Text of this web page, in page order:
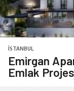
İSTANBUL
Emirgan
Emlak